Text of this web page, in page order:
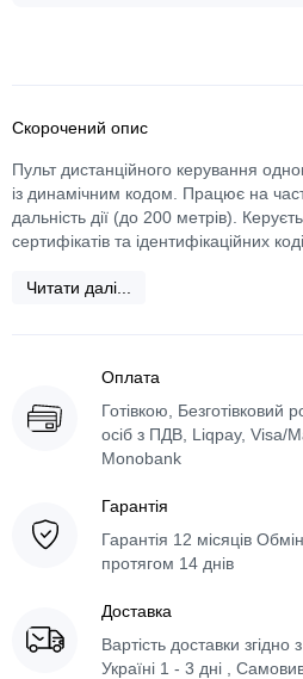
Скорочений опис
Пульт дистанційного керування
із динамічним кодом. Працює на
дальність дії (до 200 метрів).
сертифікатів та ідентифікаційних
Читати далі...
Оплата
Готівкою,
осіб з ПДВ, Liqpay, Visa/
Monobank
Гарантія
Гарантія 12 місяців
протягом 14 днів
Доставка
Вартість доставки
Україні 1 - 3 дні ,